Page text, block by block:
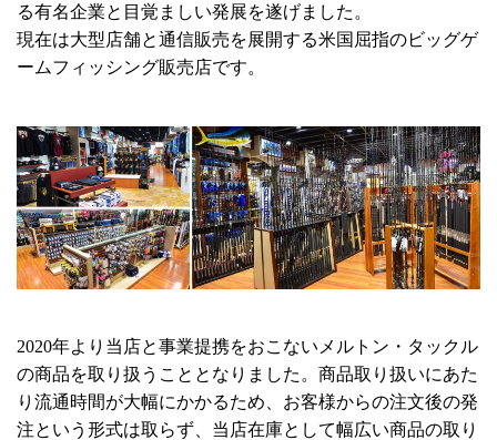
る有名企業と目覚ましい発展を遂げました。
現在は大型店舗と通信販売を展開する米国屈指のビッグゲ
ームフィッシング販売店です。
2020年より当店と事業提携をおこないメルトン・タックル
の商品を取り扱うこととなりました。商品取り扱いにあた
り流通時間が大幅にかかるため、お客様からの注文後の発
注という形式は取らず、当店在庫として幅広い商品の取り